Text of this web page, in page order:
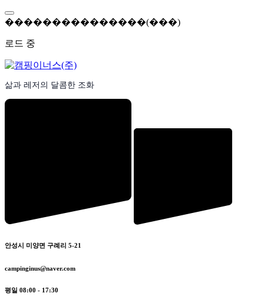
콘
텐
로
바
로
가
���������������(���)
로드 중
삶과 레저의 달콤한 조화
안성시 미양면 구례리 5-21
campinginus@naver.com
평일 08:00 - 17:30